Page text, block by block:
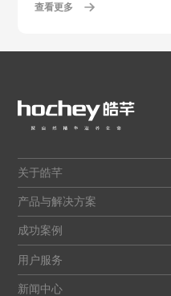
查看更多
关于皓芊
产品与解决方案
成功案例
用户服务
新闻中心